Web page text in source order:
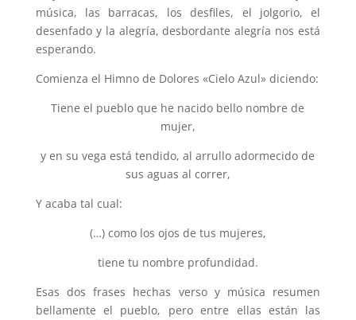
música, las barracas, los desfiles, el jolgorio, el
desenfado y la alegría, desbordante alegría nos está
esperando.
Comienza el Himno de Dolores «Cielo Azul» diciendo:
Tiene el pueblo que he nacido bello nombre de
mujer,
y en su vega está tendido, al arrullo adormecido de
sus aguas al correr,
Y acaba tal cual:
(…) como los ojos de tus mujeres,
tiene tu nombre profundidad.
Esas dos frases hechas verso y música resumen
bellamente el pueblo, pero entre ellas están las